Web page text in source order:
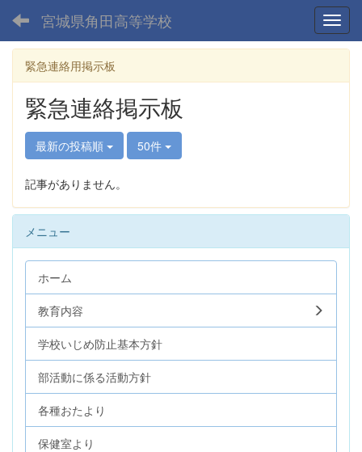
宮城県角田高等学校
緊急連絡用掲示板
緊急連絡掲示板
最新の投稿順 50件
記事がありません。
メニュー
ホーム
教育内容
学校いじめ防止基本方針
部活動に係る活動方針
各種おたより
保健室より